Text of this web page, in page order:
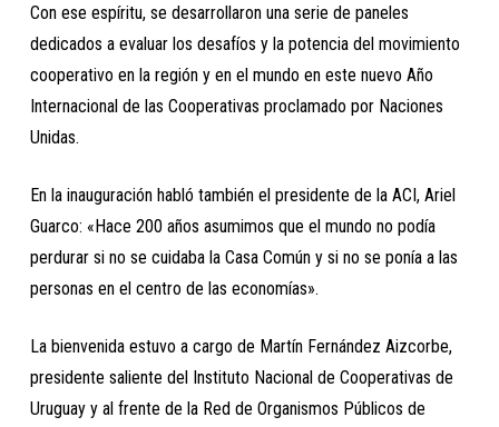
Con ese espíritu, se desarrollaron una serie de paneles
dedicados a evaluar los desafíos y la potencia del movimiento
cooperativo en la región y en el mundo en este nuevo Año
Internacional de las Cooperativas proclamado por Naciones
Unidas.
En la inauguración habló también el presidente de la ACI, Ariel
Guarco: «Hace 200 años asumimos que el mundo no podía
perdurar si no se cuidaba la Casa Común y si no se ponía a las
personas en el centro de las economías».
La bienvenida estuvo a cargo de Martín Fernández Aizcorbe,
presidente saliente del Instituto Nacional de Cooperativas de
Uruguay y al frente de la Red de Organismos Públicos de